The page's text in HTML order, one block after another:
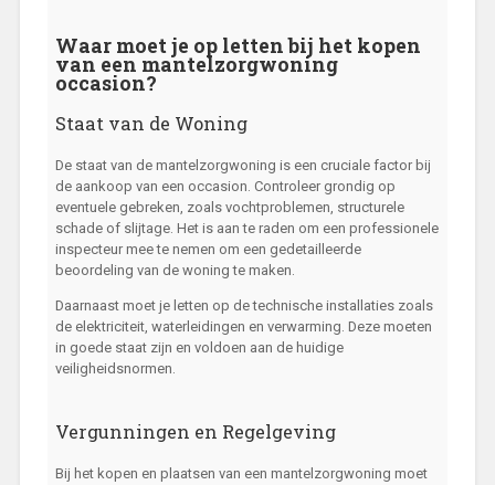
Waar moet je op letten bij het kopen
van een mantelzorgwoning
occasion?
Staat van de Woning
De staat van de mantelzorgwoning is een cruciale factor bij
de aankoop van een occasion. Controleer grondig op
eventuele gebreken, zoals vochtproblemen, structurele
schade of slijtage. Het is aan te raden om een professionele
inspecteur mee te nemen om een gedetailleerde
beoordeling van de woning te maken.
Daarnaast moet je letten op de technische installaties zoals
de elektriciteit, waterleidingen en verwarming. Deze moeten
in goede staat zijn en voldoen aan de huidige
veiligheidsnormen.
Vergunningen en Regelgeving
Bij het kopen en plaatsen van een mantelzorgwoning moet